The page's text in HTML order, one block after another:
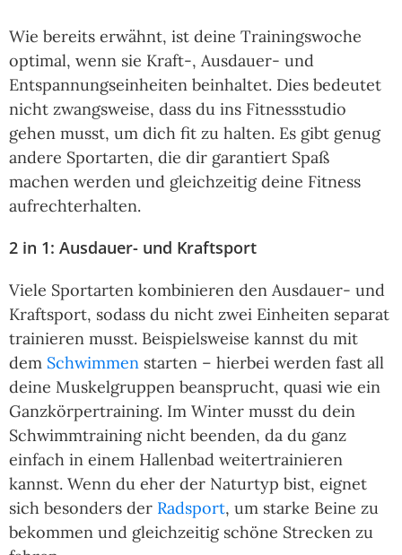
Wie bereits erwähnt, ist deine Trainingswoche
optimal, wenn sie Kraft-, Ausdauer- und
Entspannungseinheiten beinhaltet. Dies bedeutet
nicht zwangsweise, dass du ins Fitnessstudio
gehen musst, um dich fit zu halten. Es gibt genug
andere Sportarten, die dir garantiert Spaß
machen werden und gleichzeitig deine Fitness
aufrechterhalten.
2 in 1: Ausdauer- und Kraftsport
Viele Sportarten kombinieren den Ausdauer- und
Kraftsport, sodass du nicht zwei Einheiten separat
trainieren musst. Beispielsweise kannst du mit
dem Schwimmen starten – hierbei werden fast all
deine Muskelgruppen beansprucht, quasi wie ein
Ganzkörpertraining. Im Winter musst du dein
Schwimmtraining nicht beenden, da du ganz
einfach in einem Hallenbad weitertrainieren
kannst. Wenn du eher der Naturtyp bist, eignet
sich besonders der Radsport, um starke Beine zu
bekommen und gleichzeitig schöne Strecken zu